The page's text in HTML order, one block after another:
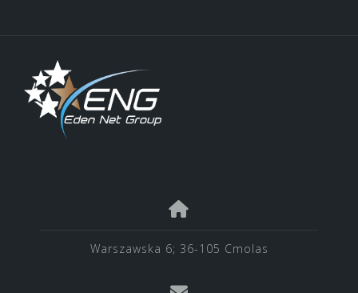
Warszawska 6; 36-105 Cmolas